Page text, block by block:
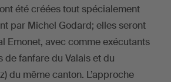
été créées tout spécialement
par Michel Godard; elles seront
Emonet, avec comme exécutants
fanfare du Valais et du
du même canton. L’approche